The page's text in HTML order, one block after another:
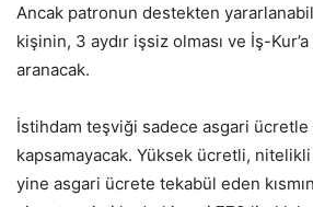
Ancak patronun destekten
kişinin, 3 aydır işsiz olması ve İş-Kur’a
aranacak.
İstihdam teşviği sadece asgari ücretle
kapsamayacak. Yüksek ücretli,
yine asgari ücrete tekabül eden